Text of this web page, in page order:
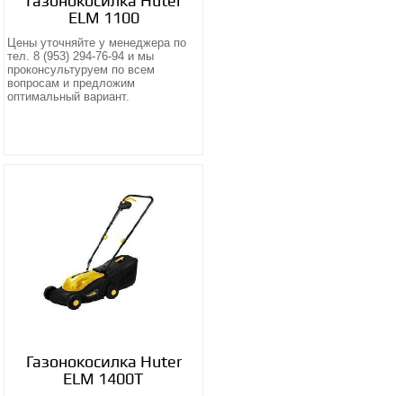
ELM 1100
Цены уточняйте у менеджера по
тел. 8 (953) 294-76-94 и мы
проконсультуруем по всем
вопросам и предложим
оптимальный вариант.
Газонокосилка Huter
ELM 1400T